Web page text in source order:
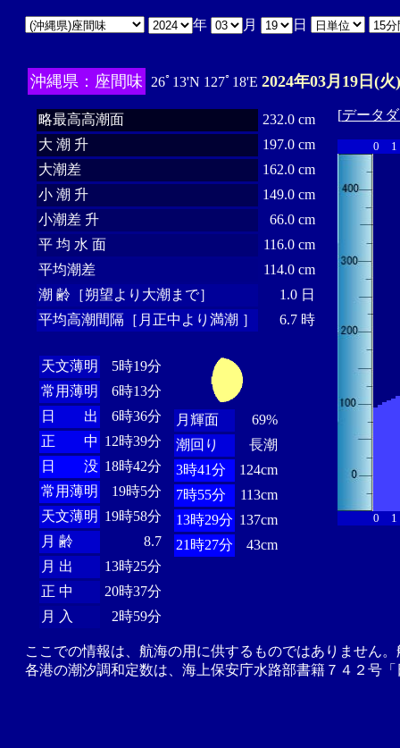
年 月 日
沖縄県：座間味 26ﾟ13'N 127ﾟ18'E 2024年03月19日(火)
略最高高潮面
232.0 cm
大 潮 升
197.0 cm
大潮差
162.0 cm
小 潮 升
149.0 cm
小潮差 升
66.0 cm
平 均 水 面
116.0 cm
平均潮差
114.0 cm
潮 齢［朔望より大潮まで］
1.0 日
平均高潮間隔［月正中より満潮 ］
6.7 時
天文薄明
5時19分
常用薄明
6時13分
日 出
6時36分
正 中 12時39分
日 没 18時42分
常用薄明
19時5分
天文薄明 19時58分
月 齢
8.7
月 出
13時25分
正 中
20時37分
月 入
2時59分
月輝面
69%
潮回り
長潮
3時41分
124cm
7時55分
113cm
13時29分 137cm
21時27分
43cm
[データ
0 1
0 1
ここでの情報は、航海の用に供するものではありません
各港の潮汐調和定数は、海上保安庁水路部書籍７４２号